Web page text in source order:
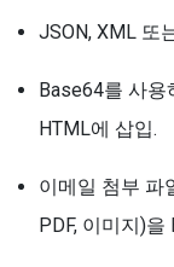
JSON, XML 또
Base64를 사용
HTML에 삽입.
이메일 첨부 파
PDF, 이미지)을